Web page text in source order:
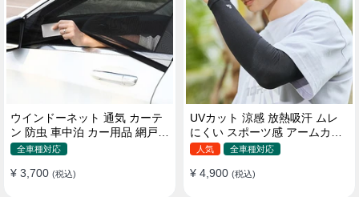
ウインドーネット 通気 カーテ
ン 防虫 車中泊 カー用品 網戸
取付簡単
全車種対応
¥ 3,700 (税込)
UVカット 涼感 放熱吸汗 ムレ
にくい スポーツ感 アームカバ
ー 男女汎用
人気 全車種対応
¥ 4,900 (税込)